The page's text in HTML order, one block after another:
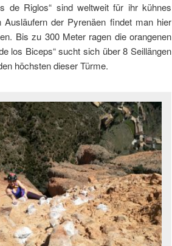
de Riglos“ sind weltweit für ihr kühnes
der Pyrenäen findet man hier
Bis zu 300 Meter ragen die orangenen
los Biceps“ sucht sich über 8 Seillängen
höchsten dieser Türme.